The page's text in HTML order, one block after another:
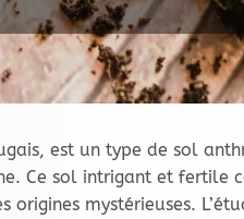
est un type de sol
Ce sol intrigant et fertile
mystérieuses.